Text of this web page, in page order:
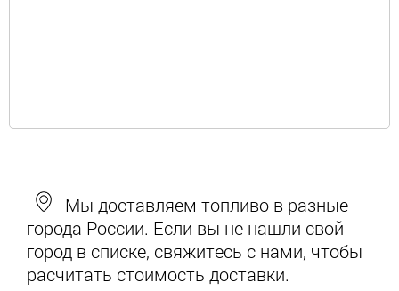
Мы доставляем топливо в разные
города России. Если вы не нашли свой
город в списке, свяжитесь с нами, чтобы
расчитать стоимость доставки.